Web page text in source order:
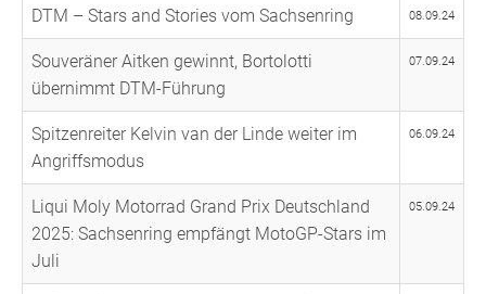
DTM – Stars and Stories vom Sachsenring 08.09.24
Souveräner Aitken gewinnt, Bortolotti
übernimmt DTM-Führung
07.09.24
Spitzenreiter Kelvin van der Linde weiter im
Angriffsmodus
06.09.24
Liqui Moly Motorrad Grand Prix Deutschland
2025: Sachsenring empfängt MotoGP-Stars im
Juli
05.09.24